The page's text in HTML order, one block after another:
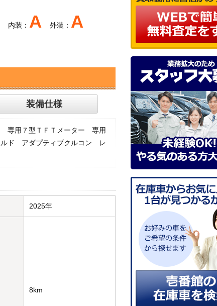
内装： A 外装： A
装備仕様
専用７型ＴＦＴメーター 専用
ド アダプティブクルコン レ
2025年
8km